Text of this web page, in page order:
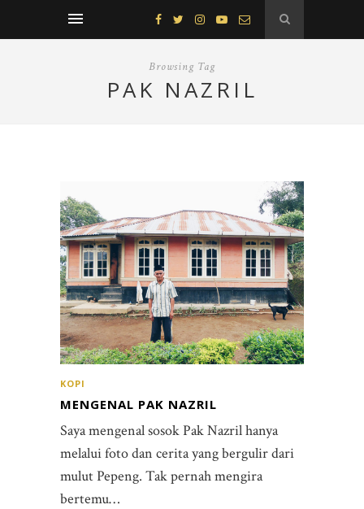
Browsing Tag
PAK NAZRIL
KOPI
MENGENAL PAK NAZRIL
Saya mengenal sosok Pak Nazril hanya
melalui foto dan cerita yang bergulir dari
mulut Pepeng. Tak pernah mengira
bertemu…